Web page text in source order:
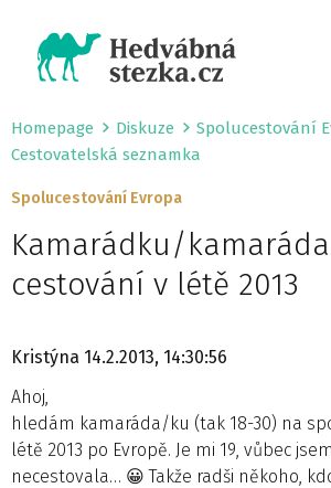
Homepage Diskuze
Spolucestování
Cestovatelská seznamka
Spolucestování Evropa
Kamarádku/
cestování v létě 2013
Kristýna 14.2.2013, 14:30:56
Ahoj,
hledám kamaráda/ku (tak 18-30) na
létě 2013 po Evropě. Je mi 19, vůbec
necestovala… 😀 Takže radši někoho,